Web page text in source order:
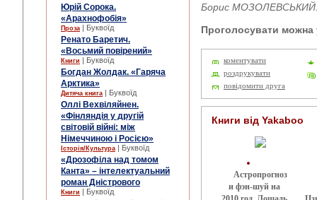
Юрій Сорока.
«Арахнофобія»
Проза | Буквоїд
Ренато Баретич.
«Восьмий повірений»
Книги | Буквоїд
Богдан Жолдак. «Гаряча
Арктика»
Дитяча книга | Буквоїд
Оллі Вехвіляйнен.
«Фінляндія у другій
світовій війні: між
Німеччиною і Росією»
Історія/Культура | Буквоїд
«Дрозофіла над томом
Канта» – інтелектуальний
роман Дністрового
Книги | Буквоїд
Борис МОЗОЛЕВСЬКИЙ.
Проголосувати можна
коментувати
роздрукувати
повідомити друга
Книги від Yakaboo
Астропрогноз
и фэн-шуй на